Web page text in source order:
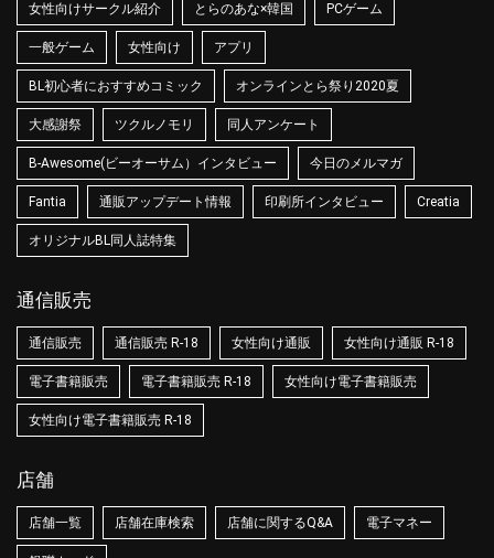
女性向けサークル紹介 とらのあな×韓国 PCゲーム
一般ゲーム 女性向け アプリ
BL初心者におすすめコミック オンラインとら祭り2020夏
大感謝祭 ツクルノモリ 同人アンケート
B-Awesome(ビーオーサム）インタビュー 今日のメルマガ
Fantia 通販アップデート情報 印刷所インタビュー Creatia
オリジナルBL同人誌特集
通信販売
通信販売 通信販売 R-18 女性向け通販 女性向け通販 R-18
電子書籍販売 電子書籍販売 R-18 女性向け電子書籍販売
女性向け電子書籍販売 R-18
店舗
店舗一覧 店舗在庫検索 店舗に関するQ&A 電子マネー